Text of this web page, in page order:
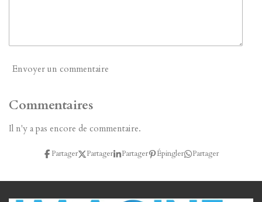
Envoyer un commentaire
Commentaires
Il n'y a pas encore de commentaire.
Partager Partager Partager Épingler Partager